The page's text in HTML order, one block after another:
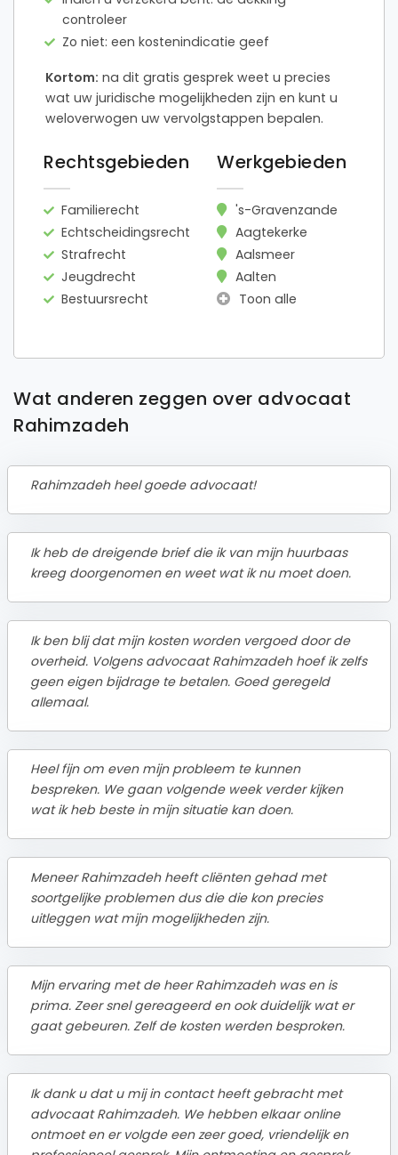
controleer
Zo niet: een kostenindicatie geef
Kortom: na dit gratis gesprek weet u precies
wat uw juridische mogelijkheden zijn en kunt u
weloverwogen uw vervolgstappen bepalen.
Rechtsgebieden
Familierecht
Echtscheidingsrecht
Strafrecht
Jeugdrecht
Bestuursrecht
Werkgebieden
's-Gravenzande
Aagtekerke
Aalsmeer
Aalten
Toon alle
Wat anderen zeggen over advocaat
Rahimzadeh
Rahimzadeh heel goede advocaat!
Ik heb de dreigende brief die ik van mijn huurbaas
kreeg doorgenomen en weet wat ik nu moet doen.
Ik ben blij dat mijn kosten worden vergoed door de
overheid. Volgens advocaat Rahimzadeh hoef ik zelfs
geen eigen bijdrage te betalen. Goed geregeld
allemaal.
Heel fijn om even mijn probleem te kunnen
bespreken. We gaan volgende week verder kijken
wat ik heb beste in mijn situatie kan doen.
Meneer Rahimzadeh heeft cliënten gehad met
soortgelijke problemen dus die die kon precies
uitleggen wat mijn mogelijkheden zijn.
Mijn ervaring met de heer Rahimzadeh was en is
prima. Zeer snel gereageerd en ook duidelijk wat er
gaat gebeuren. Zelf de kosten werden besproken.
Ik dank u dat u mij in contact heeft gebracht met
advocaat Rahimzadeh. We hebben elkaar online
ontmoet en er volgde een zeer goed, vriendelijk en